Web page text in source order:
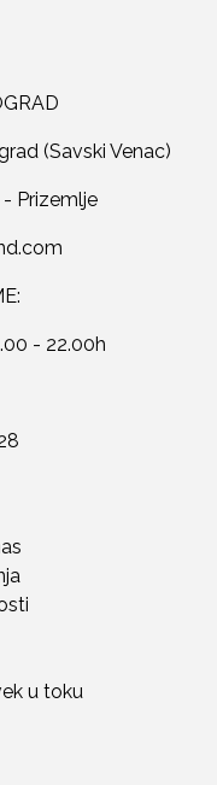
(Savski Venac)
Prizemlje
- 22.00h
u toku